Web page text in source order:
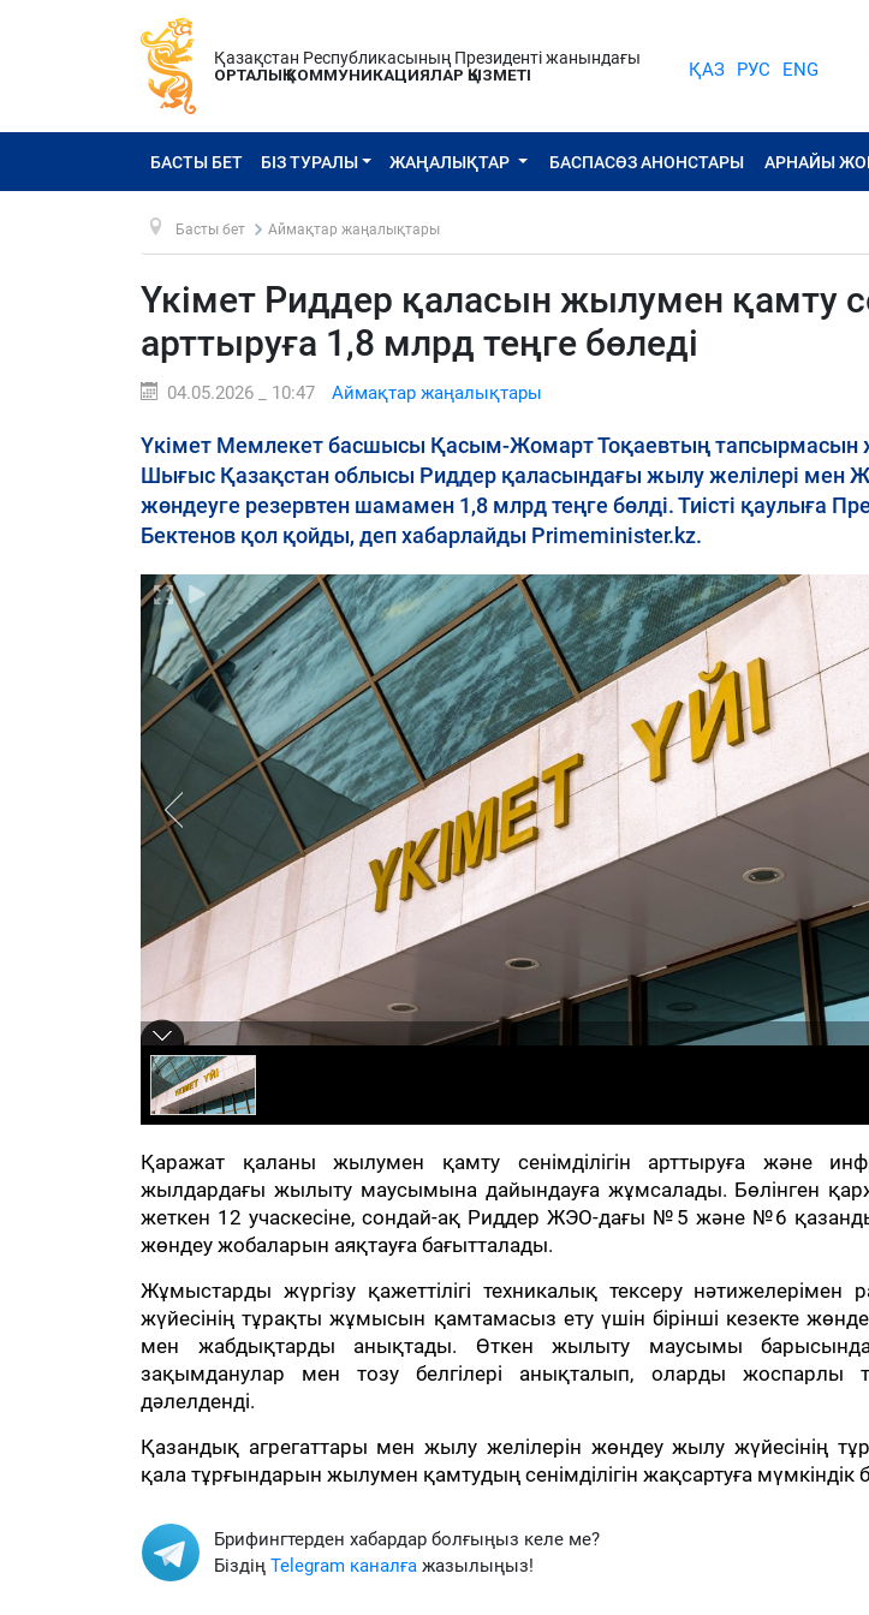
Қазақстан Республикасының Президенті жанындағы
ОРТАЛЫҚ КОММУНИКАЦИЯЛАР ҚЫЗМЕТІ
ҚАЗ РУС ENG
БАСТЫ БЕТ БІЗ ТУРАЛЫ ЖАҢАЛЫҚТАР БАСПАСӨЗ АНОНСТАРЫ АРНАЙЫ
Басты бет Аймақтар жаңалықтары
Үкімет Риддер қаласын жылумен қамту
арттыруға 1,8 млрд теңге бөледі
04.05.2026 _ 10:47 Аймақтар жаңалықтары
Үкімет Мемлекет басшысы Қасым-Жомарт Тоқаевтың тапсырмасын
Шығыс Қазақстан облысы Риддер қаласындағы жылу желілері мен
жөндеуге резервтен шамамен 1,8 млрд теңге бөлді. Тиісті қаулыға
Бектенов қол қойды, деп хабарлайды Primeminister.kz.
Қаражат қаланы жылумен қамту сенімділігін арттыруға және
жылдардағы жылыту маусымына дайындауға жұмсалады. Бөлінген
жеткен 12 учаскесіне, сондай-ақ Риддер ЖЭО-дағы №5 және №6
жөндеу жобаларын аяқтауға бағытталады.
Жұмыстарды жүргізу қажеттілігі техникалық тексеру
жүйесінің тұрақты жұмысын қамтамасыз ету үшін бірінші кезекте
мен жабдықтарды анықтады. Өткен жылыту маусымы барысында
зақымданулар мен тозу белгілері анықталып, оларды жоспарлы
дәлелденді.
Қазандық агрегаттары мен жылу желілерін жөндеу жылу жүйесінің
қала тұрғындарын жылумен қамтудың сенімділігін жақсартуға мүмкіндік
Брифингтерден хабардар болғыңыз келе ме?
Біздің Telegram каналға жазылыңыз!